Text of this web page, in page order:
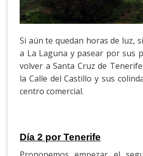
Si aún te quedan horas de luz,
a La Laguna y pasear por sus
volver a Santa Cruz de
la Calle del Castillo y sus
centro comercial.
Día 2 porTenerife